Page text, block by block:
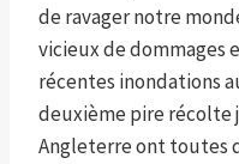
de ravager notre
vicieux de dommages
récentes inondations
deuxième pire récolte
Angleterre ont toutes